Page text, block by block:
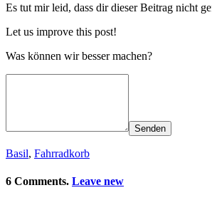
Es tut mir leid, dass dir dieser Beitrag nicht
Let us improve this post!
Was können wir besser machen?
Senden
Basil, Fahrradkorb
6 Comments. Leave new